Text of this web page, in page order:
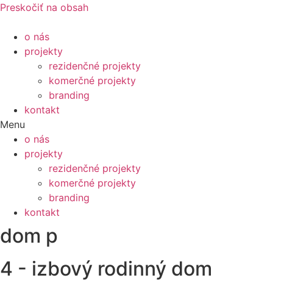
Preskočiť na obsah
o nás
projekty
rezidenčné projekty
komerčné projekty
branding
kontakt
Menu
o nás
projekty
rezidenčné projekty
komerčné projekty
branding
kontakt
dom p
4 - izbový rodinný dom